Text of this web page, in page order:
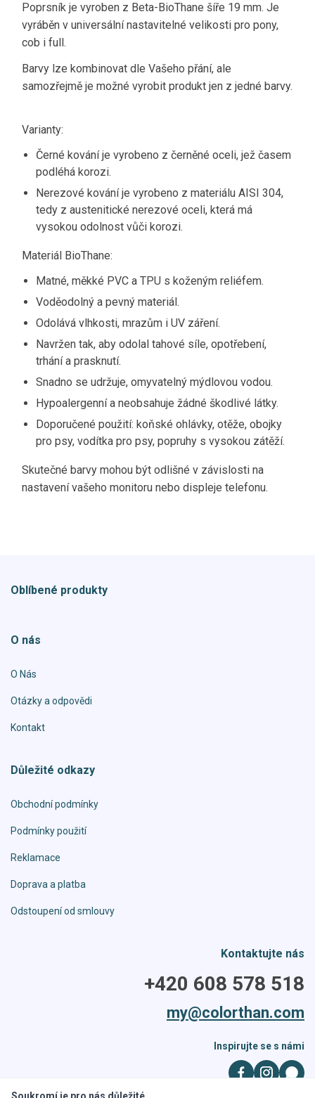
Poprsník je vyroben z Beta-BioThane šíře 19 mm. Je
vyráběn v universální nastavitelné velikosti pro pony,
cob i full.
Barvy lze kombinovat dle Vašeho přání, ale
samozřejmě je možné vyrobit produkt jen z jedné barvy.
Varianty:
Černé kování je vyrobeno z černěné oceli, jež časem
podléhá korozi.
Nerezové kování je vyrobeno z materiálu AISI 304,
tedy z austenitické nerezové oceli, která má
vysokou odolnost vůči korozi.
Materiál BioThane:
Matné, měkké PVC a TPU s koženým reliéfem.
Voděodolný a pevný materiál.
Odolává vlhkosti, mrazům i UV záření.
Navržen tak, aby odolal tahové síle, opotřebení,
trhání a prasknutí.
Snadno se udržuje, omyvatelný mýdlovou vodou.
Hypoalergenní a neobsahuje žádné škodlivé látky.
Doporučené použití: koňské ohlávky, otěže, obojky
pro psy, vodítka pro psy, popruhy s vysokou zátěží.
Skutečné barvy mohou být odlišné v závislosti na
nastavení vašeho monitoru nebo displeje telefonu.
Oblíbené produkty
O nás
O Nás
Otázky a odpovědi
Kontakt
Důležité odkazy
Obchodní podmínky
Podmínky použití
Reklamace
Doprava a platba
Odstoupení od smlouvy
Kontaktujte nás
+420 608 578 518
my@colorthan.com
Inspirujte se s námi